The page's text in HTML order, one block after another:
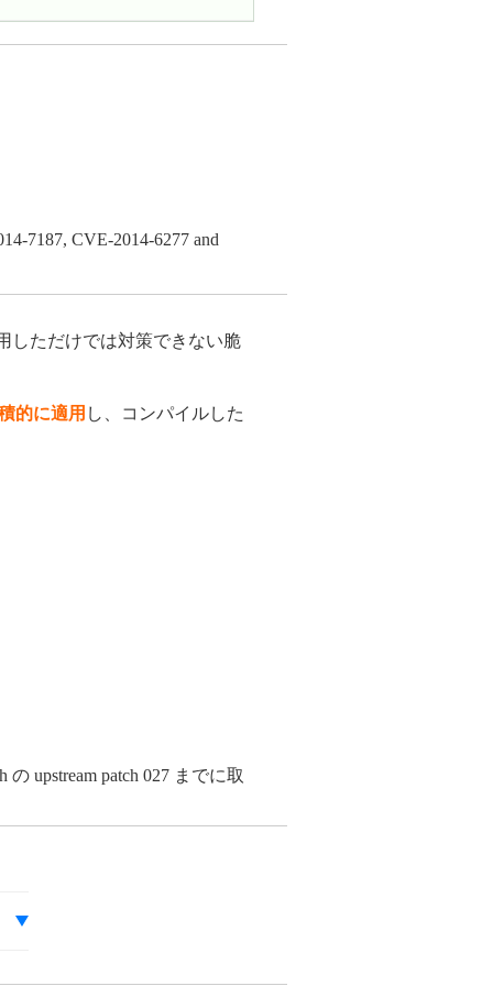
7187, CVE-2014-6277 and
しただけでは対策できない脆
的に適用 し、コンパイルした
の upstream patch 027 までに取